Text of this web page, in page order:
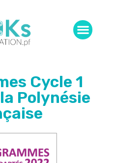
Cycle 1
Polynésie